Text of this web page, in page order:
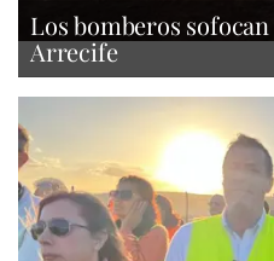
Los bomberos
Arrecife